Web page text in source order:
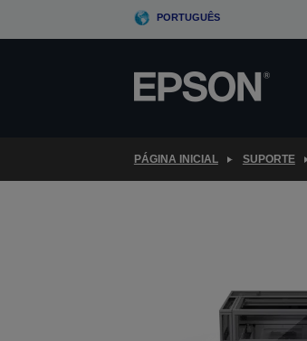
PORTUGUÊS
PÁGINA INICIAL SUPORTE